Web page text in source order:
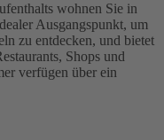
wohnen Sie in
Ausgangspunkt, um
zu entdecken, und bietet
Shops und
verfügen über ein